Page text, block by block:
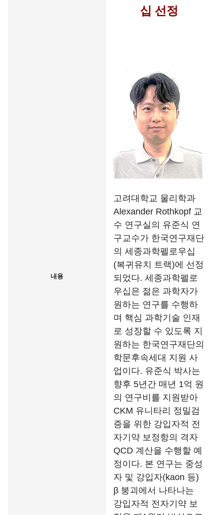
내용
십 선정
고려대학교 물리학과
Alexander Rothkopf 교
수 연구실의 유준식 연
구교수가 한국연구재단
의 세종과학펠로우십
(복귀유치 트랙)에 선정
되었다. 세종과학펠로
우십은 젊은 과학자가
원하는 연구를 수행하
며 핵심 과학기술 인재
로 성장할 수 있도록 지
원하는 한국연구재단의
학문후속세대 지원 사
업이다. 유준식 박사는
향후 5년간 매년 1억 원
의 연구비를 지원받아
CKM 유니타리 정밀검
증을 위한 강입자적 전
자기약 보정항의 격자
QCD 계산을 수행할 예
정이다. 본 연구는 중성
자 및 강입자(kaon 등)
β 붕괴에서 나타나는
강입자적 전자기약 보